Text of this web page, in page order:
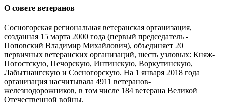
О совете ветеранов
Сосногорская региональная ветеранская организация,
созданная 15 марта 2000 года (первый председатель -
Поповский Владимир Михайлович), объединяет 20
первичных ветеранских организаций, шесть узловых: Княж-
Погостскую, Печорскую, Интинскую, Воркутинскую,
Лабытнангскую и Сосногорскую. На 1 января 2018 года
организация насчитывала 4911 ветеранов-
железнодорожников, в том числе 184 ветерана Великой
Отечественной войны.